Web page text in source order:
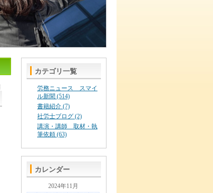
カテゴリ一覧
労務ニュース スマイ
ル新聞 (514)
書籍紹介 (7)
社労士ブログ (2)
講演・講師 取材・執
筆依頼 (63)
カレンダー
2024年11月